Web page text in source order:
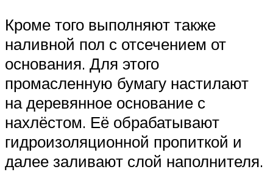
Кроме того выполняют также
наливной пол с отсечением от
основания. Для этого
промасленную бумагу настилают
на деревянное основание с
нахлёстом. Её обрабатывают
гидроизоляционной пропиткой и
далее заливают слой наполнителя.